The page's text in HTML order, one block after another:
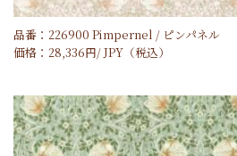
品番：226900 Pimpernel / ピンパネル
価格： 28,336円/JPY （税込）